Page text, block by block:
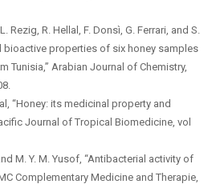
Rezig, R. Hellal, F. Donsì, G. Ferrari, and S.
bioactive properties of six honey samples
Tunisia,” Arabian Journal of Chemistry,
“Honey: its medicinal property and
Journal of Tropical Biomedicine, vol
M. Y. M. Yusof, “Antibacterial activity of
Complementary Medicine and Therapie,